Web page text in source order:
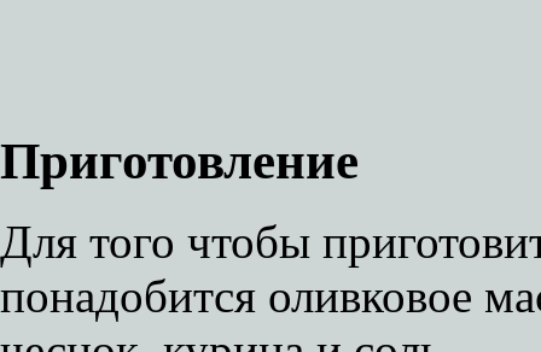
Приготовление
Для того чтобы
понадобится оливковое